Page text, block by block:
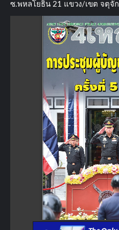
ซ.พหลโยธิน​ 21​ แขวง/เขต​ จตุจัก